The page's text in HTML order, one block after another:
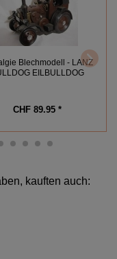
Blechmodell - LANZ
EILBULLDOG
CHF 89.95 *
kauften auch: